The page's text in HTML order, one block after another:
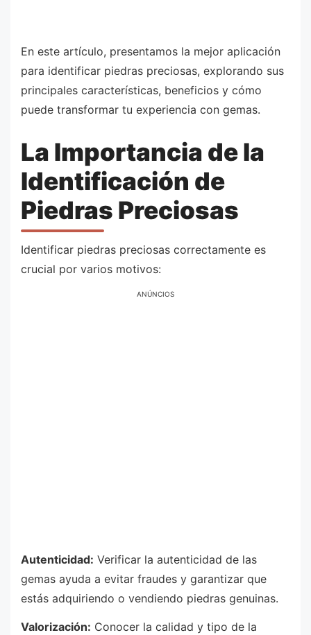
En este artículo, presentamos la mejor aplicación
para identificar piedras preciosas, explorando sus
principales características, beneficios y cómo
puede transformar tu experiencia con gemas.
La Importancia de la
Identificación de
Piedras Preciosas
Identificar piedras preciosas correctamente es
crucial por varios motivos:
ANÚNCIOS
Autenticidad: Verificar la autenticidad de las
gemas ayuda a evitar fraudes y garantizar que
estás adquiriendo o vendiendo piedras genuinas.
Valorización: Conocer la calidad y tipo de la